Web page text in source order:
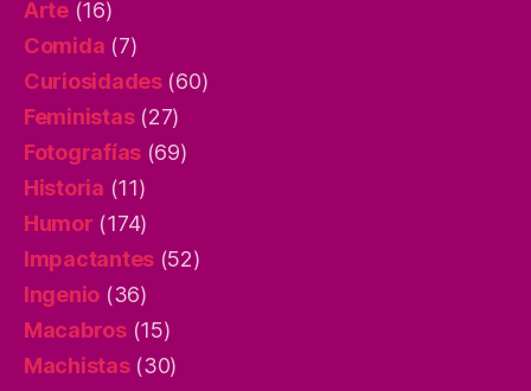
Arte(16)
Comida (7)
Curiosidades(60)
Feministas(27)
Fotografías (69)
Historia (11)
Humor (174)
Impactantes (52)
Ingenio (36)
Macabros(15)
Machistas(30)